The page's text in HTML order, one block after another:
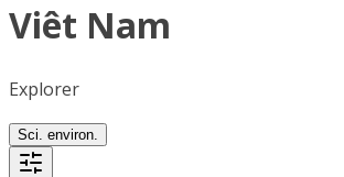
Viêt Nam
Explorer
Sci. environ.